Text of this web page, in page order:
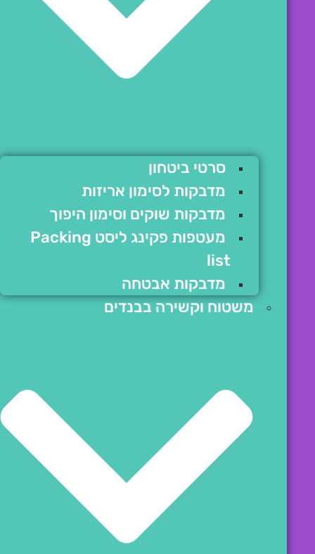
סרטי ביטחון
מדבקות לסימון אריזות
מדבקות שוקים וסימון היפוך
מעטפות פקינג ליסט Packing
list
מדבקות אבטחה
משטוח וקשירה בבנדים